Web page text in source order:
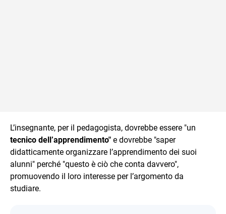
L’insegnante, per il pedagogista, dovrebbe essere "un
tecnico dell’apprendimento" e dovrebbe "saper
didatticamente organizzare l’apprendimento dei suoi
alunni" perché "questo è ciò che conta davvero",
promuovendo il loro interesse per l’argomento da
studiare.